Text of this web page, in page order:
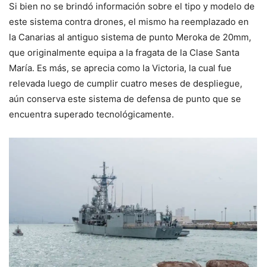
Si bien no se brindó información sobre el tipo y modelo de
este sistema contra drones, el mismo ha reemplazado en
la Canarias al antiguo sistema de punto Meroka de 20mm,
que originalmente equipa a la fragata de la Clase Santa
María. Es más, se aprecia como la Victoria, la cual fue
relevada luego de cumplir cuatro meses de despliegue,
aún conserva este sistema de defensa de punto que se
encuentra superado tecnológicamente.